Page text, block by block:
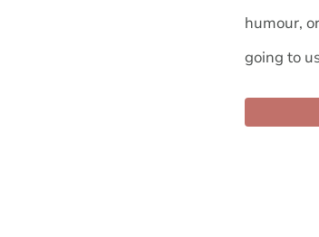
humour,
going to